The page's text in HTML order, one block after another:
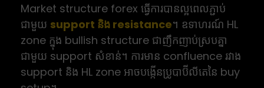
Market structure forex ធ្វើការបានល្អពេលភ្ជាប់
ជាមួយ support និង resistance។ ឧទាហរណ៍ HL
zone ក្នុង bullish structure ជាញឹកញាប់ស្របគ្នា
ជាមួយ support សំខាន់។ ការមាន confluence រវាង
support និង HL zone អាចបង្កើនប្រូបាប៊ីលីតេនៃ buy